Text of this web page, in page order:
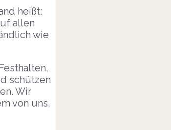
heißt:
allen
wie
schützen
Wir
von uns,